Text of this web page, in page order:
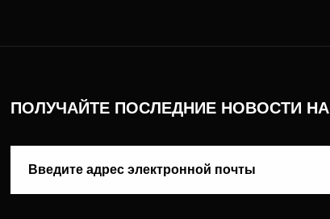
ПОЛУЧАЙТЕ ПОСЛЕДНИЕ НОВОСТИ